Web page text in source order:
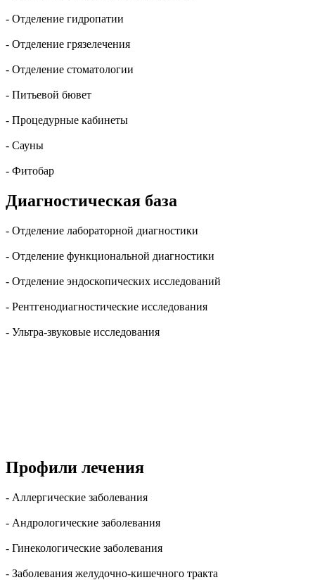
- Отделение гидропатии
- Отделение грязелечения
- Отделение стоматологии
- Питьевой бювет
- Процедурные кабинеты
- Сауны
- Фитобар
Диагностическая база
- Отделение лабораторной диагностики
- Отделение функциональной диагностики
- Отделение эндоскопических исследований
- Рентгенодиагностические исследования
- Ультра-звуковые исследования
Профили лечения
- Аллергические заболевания
- Андрологические заболевания
- Гинекологические заболевания
- Заболевания желудочно-кишечного тракта